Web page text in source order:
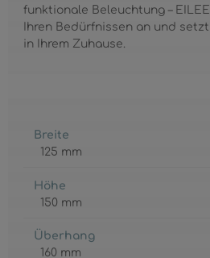
funktionale Beleuchtung –
Ihren Bedürfnissen an und
in Ihrem Zuhause.
Breite
125 mm
Höhe
150 mm
Überhang
160 mm